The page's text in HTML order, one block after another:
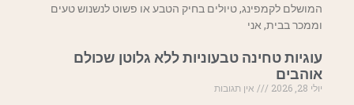
המושלם לקמפינג, טיולים בחיק הטבע או פשוט לנשנוש טעים
וממכר בבית, אני
עוגיות טחינה טבעוניות ללא גלוטן שכולם
אוהבים
יולי 28, 2026
אין תגובות